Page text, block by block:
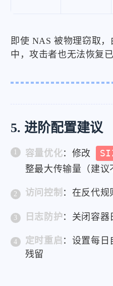
即使 NAS 被物理窃取
中，攻击者也无法恢复
5. 进阶配置建议
容量优化：修改
整最大传输量（建议
访问控制 ：在反代规
日志防护 ：关闭容器
定时重启 ：设置每
残留